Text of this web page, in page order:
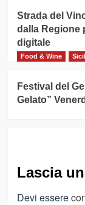
Strada del
dalla Regione
digitale
Food & Wine
Festival del
Gelato”
Lascia
Devi essere